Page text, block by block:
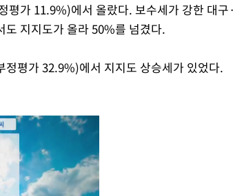
가 11.9%)에서 올랐다. 보수세가 강한 대구·
지지도가 올라 50%를 넘겼다.
평가 32.9%)에서 지지도 상승세가 있었다.